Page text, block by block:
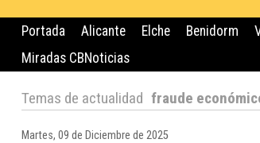
Portada Alicante Elche Benidorm
Miradas CBNoticias
Temas de actualidad fraude
Martes, 09 de Diciembre de 2025